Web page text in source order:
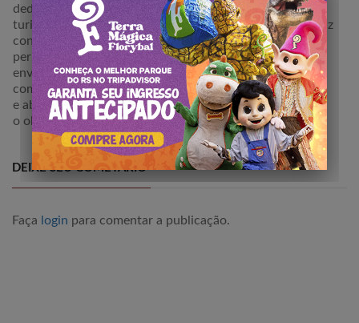
dedicados a produzir conteúdo de excelência focado no
turismo em âmbito regional e nacional. Nossa equipe traz
consigo um profundo conhecimento e paixão pelo setor,
permitindo-nos oferecer informações abrangentes e
envolventes para os nossos leitores. Estamos
comprometidos em proporcionar uma perspectiva única
e abalizada sobre destinos, atrações e experiências, com
o objetivo de inspirar e guiar viajantes em suas jornadas.
DEIXE SEU COMETÁRIO
Faça login para comentar a publicação.